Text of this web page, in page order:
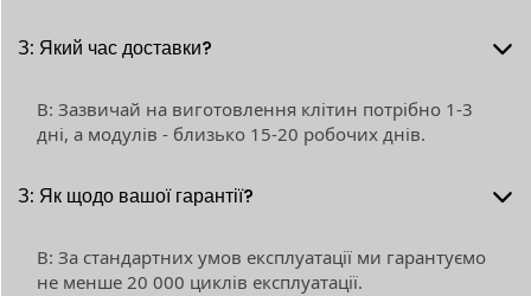
З: Який час доставки?
В: Зазвичай на виготовлення клітин потрібно 1-3
дні, а модулів - близько 15-20 робочих днів.
З: Як щодо вашої гарантії?
В: За стандартних умов експлуатації ми гарантуємо
не менше 20 000 циклів експлуатації.